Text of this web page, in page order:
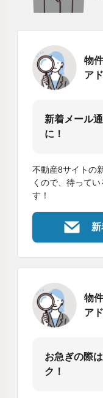
物
ア
新着メール
に！
不動産8サイトの
くので、待って
す！
物
ア
お急ぎの際
ク！